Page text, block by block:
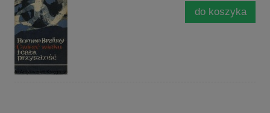
do koszyka